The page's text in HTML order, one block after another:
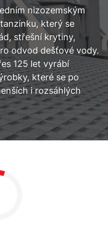
nizozemským
který se
střešní krytiny,
odvod dešťové vody.
125 let vyrábí
které se po
i rozsáhlých